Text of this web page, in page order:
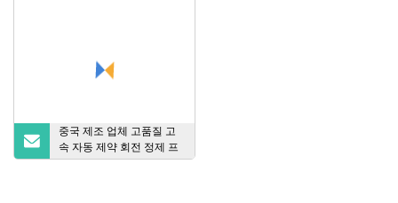
중국 제조 업체 고품질 고
속 자동 제약 회전 정제 프
레스 / 프레싱 기계, 약용 펀